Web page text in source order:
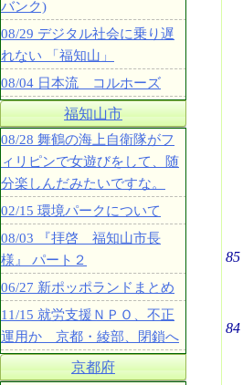
85
84
バンク)
08/29 デジタル社会に乗り遅
れない 「福知山」
08/04 日本流 コルホーズ
福知山市
08/28 舞鶴の海上自衛隊がフ
ィリピンで女遊びをして、随
分楽しんだみたいですな。
02/15 環境パークについて
08/03 『拝啓 福知山市長
様』 パート２
06/27 新ポッポランドまとめ
11/15 就労支援ＮＰＯ、不正
運用か 京都・綾部、閉鎖へ
京都府